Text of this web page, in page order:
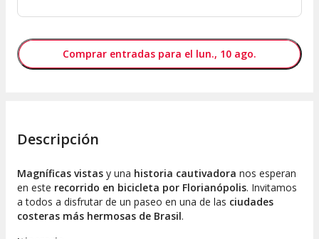
Comprar entradas para el lun., 10 ago.
Descripción
Magníficas vistas y una historia cautivadora nos esperan
en este recorrido en bicicleta por Florianópolis. Invitamos
a todos a disfrutar de un paseo en una de las ciudades
costeras más hermosas de Brasil.